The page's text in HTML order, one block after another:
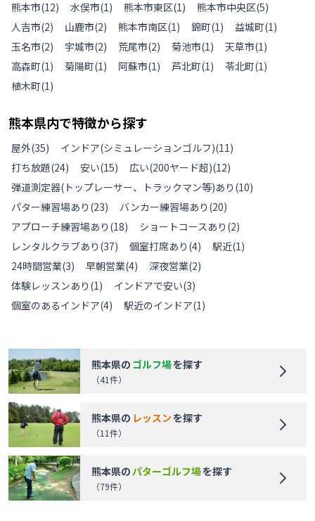
熊本市(12) 水俣市(1) 熊本市東区(1) 熊本市中央区(5)
人吉市(2) 山鹿市(2) 熊本市南区(1) 錦町(1) 益城町(1)
玉名市(2) 宇城市(2) 荒尾市(2) 菊池市(1) 天草市(1)
高森町(1) 菊陽町(1) 阿蘇市(1) 芦北町(1) 苓北町(1)
植木町(1)
熊本県内で特徴から探す
屋外(35) インドア(シミュレーションゴルフ)(11)
打ち放題(24) 安い(15) 広い(200ヤード超)(12)
弾道測定器(トップレーサー、トラックマン等)あり (10)
パター練習場あり (23) バンカー練習場あり (20)
アプローチ練習場あり (18) ショートコースあり (2)
レンタルクラブあり (37) 個室打席あり (4) 駅近(1)
24時間営業(3) 早朝営業(4) 深夜営業(2)
体験レッスンあり (1) インドアで安い(3)
個室のあるインドア(4) 駅近のインドア(1)
熊本県の ゴルフ場を探す
（41件）
熊本県の レッスンを探す
（11件）
熊本県のパターゴルフ場を探す
（79件）